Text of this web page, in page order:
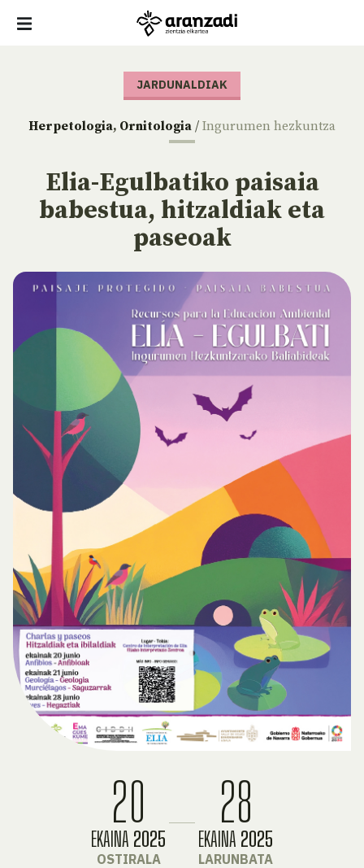
JARDUNALDIAK
Herpetologia, Ornitologia / Ingurumen hezkuntza
Elia-Egulbatiko paisaia
babestua, hitzaldiak eta
paseoak
20
EKAINA 2025
OSTIRALA
28
EKAINA 2025
LARUNBATA